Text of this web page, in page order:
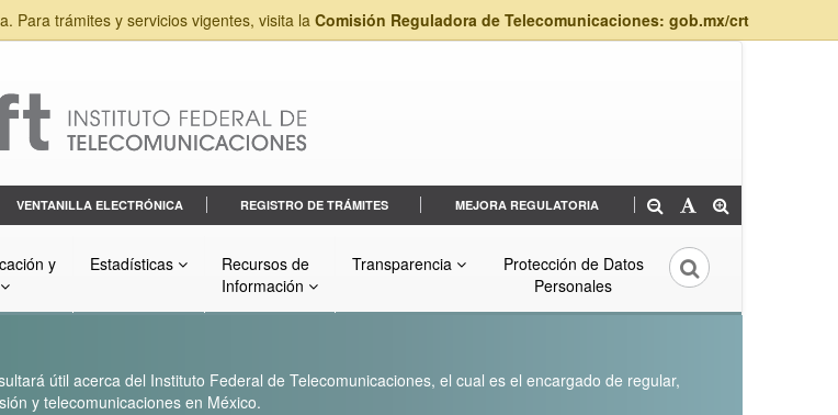
Para trámites y servicios vigentes, visita laComisión Reguladora de Telecomunicaciones: gob.mx/crt
VENTANILLA ELECTRÓNICA REGISTRO DE TRÁMITES MEJORA REGULATORIA
y
Estadísticas
Recursos de
Información
Transparencia
Protección de Datos
Personales
útil acerca del Instituto Federal de Telecomunicaciones, el cual es el encargado de regular,
y telecomunicaciones en México.